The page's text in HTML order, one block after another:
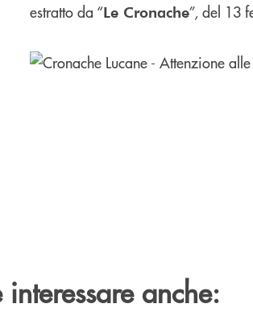
estratto da “Le Cronache”, del 13
anche: